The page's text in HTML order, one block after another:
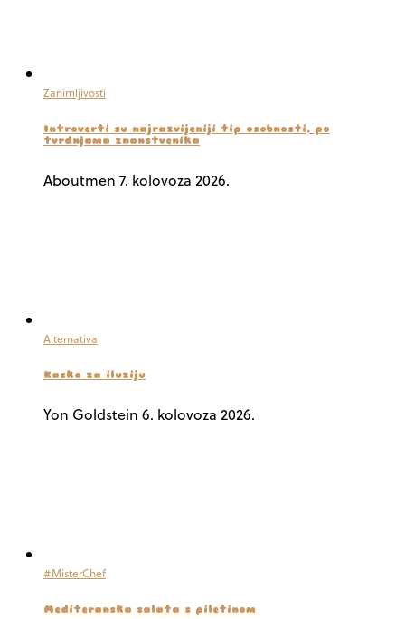
Zanimljivosti
Introverti su najrazvijeniji tip osobnosti, po
tvrdnjama znanstvenika
Aboutmen 7. kolovoza 2026.
Alternativa
Kasko za iluziju
Yon Goldstein 6. kolovoza 2026.
#MisterChef
Mediteranska salata s piletinom